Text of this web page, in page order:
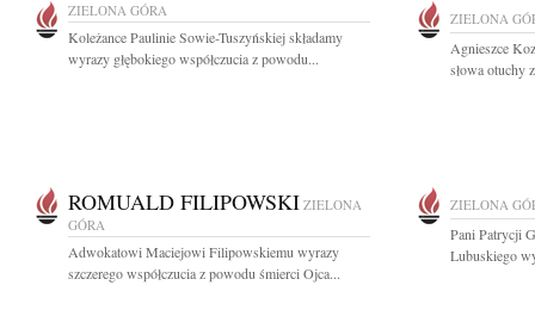
ZIELONA GÓRA
Koleżance Paulinie Sowie-Tuszyńskiej składamy
wyrazy głębokiego współczucia z powodu...
ZIELONA
Agnieszce
słowa otuchy
ROMUALD FILIPOWSKI ZIELONA
GÓRA
Adwokatowi Maciejowi Filipowskiemu wyrazy
szczerego współczucia z powodu śmierci Ojca...
ZIELONA
Pani Patrycji
Lubuskiego